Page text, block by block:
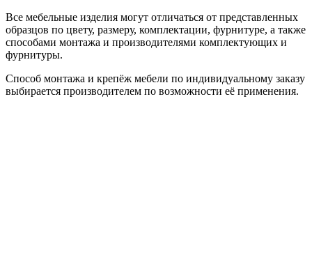
Все мебельные изделия могут отличаться от представленных
образцов по цвету, размеру, комплектации, фурнитуре, а также
способами монтажа и производителями комплектующих и
фурнитуры.
Способ монтажа и крепёж мебели по индивидуальному заказу
выбирается производителем по возможности её применения.